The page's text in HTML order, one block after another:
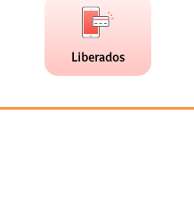
faceta
Liberados